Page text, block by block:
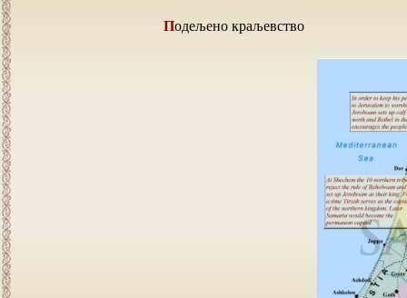
Подељено краљевство